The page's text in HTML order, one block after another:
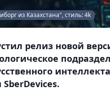
из Казахстана", стиль: 4k
релиз новой